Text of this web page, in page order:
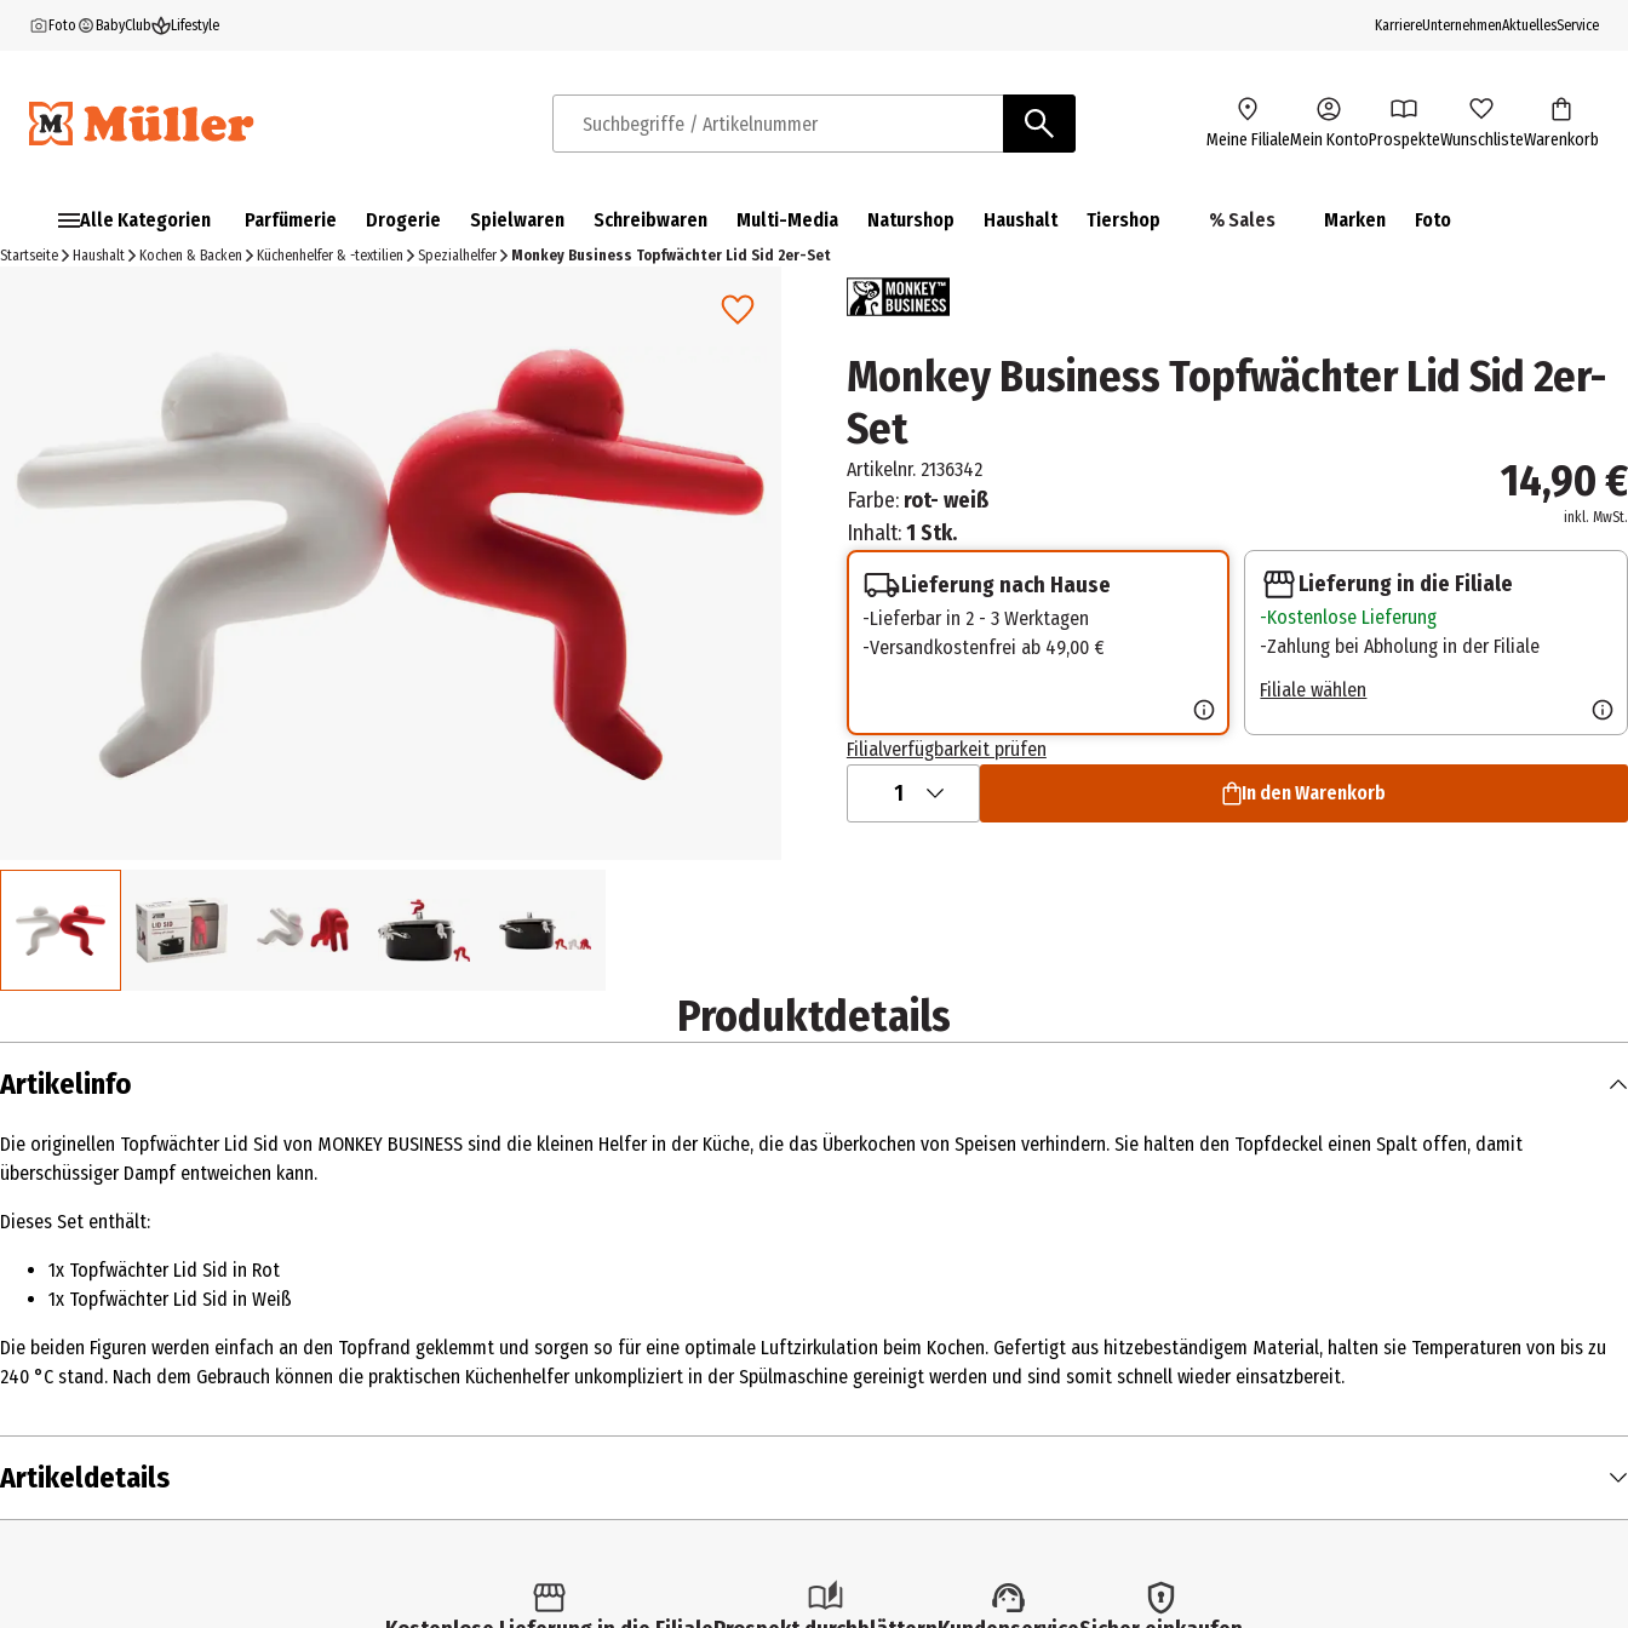
Foto BabyClub Lifestyle KarriereUnternehmenAktuellesService
Suchbegriffe / Artikelnummer Meine FilialeMein KontoProspekteWunschlisteWarenkorb
Alle Kategorien Parfümerie Drogerie Spielwaren Schreibwaren Multi-Media Naturshop Haushalt Tiershop % Sales Marken Foto
Startseite Haushalt Kochen & Backen Küchenhelfer & -textilien Spezialhelfer Monkey Business Topfwächter Lid Sid 2er-Set
Monkey Business Topfwächter Lid Sid 2er-
Set
Artikelnr. 2136342
Farbe: rot- weiß
Inhalt:1 Stk.
14,90 €
inkl. MwSt.
Lieferung nach Hause
Lieferbar in 2 - 3 Werktagen
Versandkostenfrei ab 49,00 €
Lieferung in die Filiale
Kostenlose Lieferung
Zahlung bei Abholung in der Filiale
Filiale wählen
Filialverfügbarkeit prüfen
1 In den Warenkorb
Produktdetails
Artikelinfo
Die originellen Topfwächter Lid Sid von MONKEY BUSINESS sind die kleinen Helfer in der Küche, die das Überkochen von Speisen verhindern. Sie halten den Topfdeckel einen Spalt offen, damit
überschüssiger Dampf entweichen kann.
Dieses Set enthält:
1x Topfwächter Lid Sid in Rot
1x Topfwächter Lid Sid in Weiß
Die beiden Figuren werden einfach an den Topfrand geklemmt und sorgen so für eine optimale Luftzirkulation beim Kochen. Gefertigt aus hitzebeständigem Material, halten sie Temperaturen von bis zu
240 °C stand. Nach dem Gebrauch können die praktischen Küchenhelfer unkompliziert in der Spülmaschine gereinigt werden und sind somit schnell wieder einsatzbereit.
Artikeldetails
Spezialhelfer (Sammelkategorie)